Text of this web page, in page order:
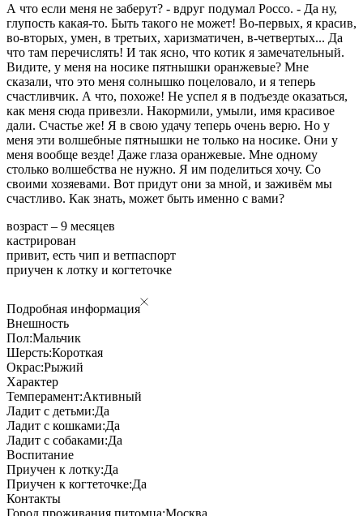
А что если меня не заберут? - вдруг подумал Россо. - Да ну,
глупость какая-то. Быть такого не может! Во-первых, я красив,
во-вторых, умен, в третьих, харизматичен, в-четвертых... Да
что там перечислять! И так ясно, что котик я замечательный.
Видите, у меня на носике пятнышки оранжевые? Мне
сказали, что это меня солнышко поцеловало, и я теперь
счастливчик. А что, похоже! Не успел я в подъезде оказаться,
как меня сюда привезли. Накормили, умыли, имя красивое
дали. Счастье же! Я в свою удачу теперь очень верю. Но у
меня эти волшебные пятнышки не только на носике. Они у
меня вообще везде! Даже глаза оранжевые. Мне одному
столько волшебства не нужно. Я им поделиться хочу. Со
своими хозяевами. Вот придут они за мной, и заживём мы
счастливо. Как знать, может быть именно с вами?
возраст – 9 месяцев
кастрирован
привит, есть чип и ветпаспорт
приучен к лотку и когтеточке
Подробная информация
Внешность
Пол:Мальчик
Шерсть:Короткая
Окрас:Рыжий
Характер
Темперамент:Активный
Ладит с детьми:Да
Ладит с кошками:Да
Ладит с собаками:Да
Воспитание
Приучен к лотку:Да
Приучен к когтеточке:Да
Контакты
Город проживания питомца:Москва